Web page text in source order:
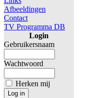
Afbeeldingen
Contact
TV Programma DB
Login
Gebruikersnaam
Wachtwoord
Herken mij